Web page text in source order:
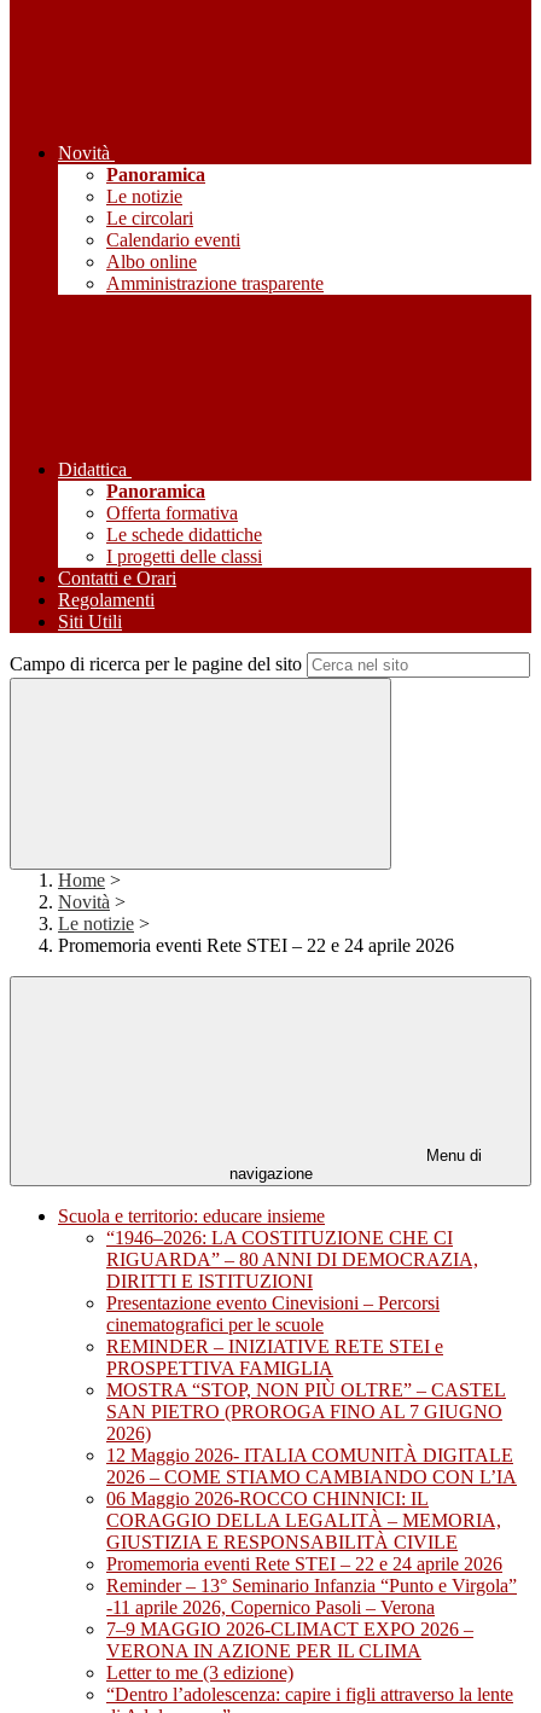
Novità
Panoramica
Le notizie
Le circolari
Calendario eventi
Albo online
Amministrazione trasparente
Didattica
Panoramica
Offerta formativa
Le schede didattiche
I progetti delle classi
Contatti e Orari
Regolamenti
Siti Utili
Campo di ricerca per le pagine del sito
Home >
Novità >
Le notizie >
Promemoria eventi Rete STEI – 22 e 24 aprile 2026
Menu di
navigazione
Scuola e territorio: educare insieme
“1946–2026: LA COSTITUZIONE CHE CI
RIGUARDA” – 80 ANNI DI DEMOCRAZIA,
DIRITTI E ISTITUZIONI
Presentazione evento Cinevisioni – Percorsi
cinematografici per le scuole
REMINDER – INIZIATIVE RETE STEI e
PROSPETTIVA FAMIGLIA
MOSTRA “STOP, NON PIÙ OLTRE” – CASTEL
SAN PIETRO (PROROGA FINO AL 7 GIUGNO
2026)
12 Maggio 2026- ITALIA COMUNITÀ DIGITALE
2026 – COME STIAMO CAMBIANDO CON L’IA
06 Maggio 2026-ROCCO CHINNICI: IL
CORAGGIO DELLA LEGALITÀ – MEMORIA,
GIUSTIZIA E RESPONSABILITÀ CIVILE
Promemoria eventi Rete STEI – 22 e 24 aprile 2026
Reminder – 13° Seminario Infanzia “Punto e Virgola”
-11 aprile 2026, Copernico Pasoli – Verona
7–9 MAGGIO 2026-CLIMACT EXPO 2026 –
VERONA IN AZIONE PER IL CLIMA
Letter to me (3 edizione)
“Dentro l’adolescenza: capire i figli attraverso la lente